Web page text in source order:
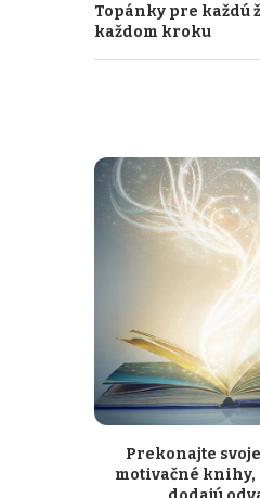
Topánky pre každú
každom kroku
Prekonajte
motivačné knihy,